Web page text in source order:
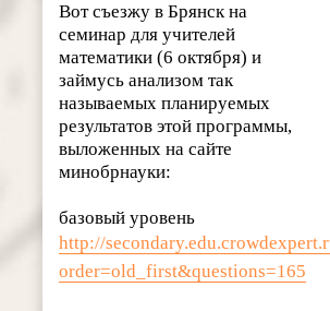
Вот съезжу в Брянск на
семинар для учителей
математики (6 октября) и
займусь анализом так
называемых планируемых
результатов этой программы,
выложенных на сайте
минобрнауки:
базовый уровень
http://
order=old_first&questions=165